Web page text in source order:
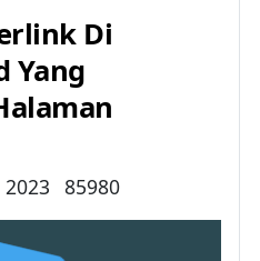
Di
Yang
2023 85980